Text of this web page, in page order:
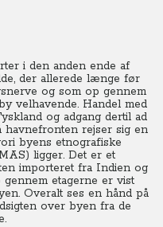
i den anden ende af
der allerede længe før
og som op gennem
velhavende. Handel med
og adgang dertil ad
havnefronten rejser sig en
byens etnografiske
ligger. Det er et
importeret fra Indien og
etagerne er vist
Overalt ses en hånd på
over byen fra de